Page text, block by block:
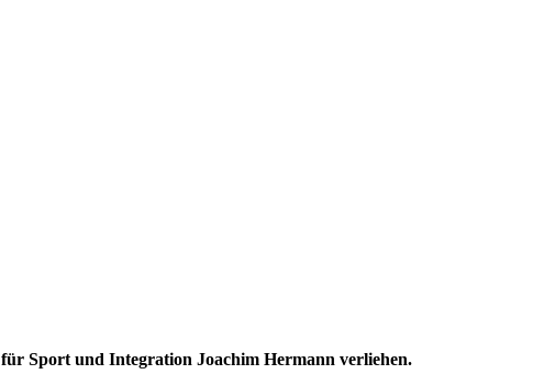
Sport und Integration Joachim Hermann verliehen.